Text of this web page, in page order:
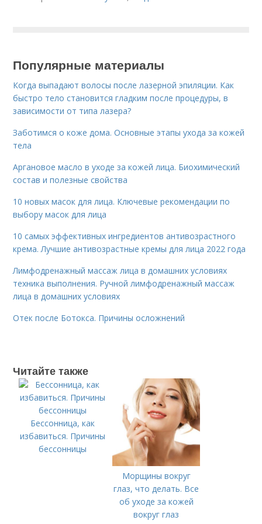
Популярные материалы
Когда выпадают волосы после лазерной эпиляции. Как
быстро тело становится гладким после процедуры, в
зависимости от типа лазера?
Заботимся о коже дома. Основные этапы ухода за кожей
тела
Аргановое масло в уходе за кожей лица. Биохимический
состав и полезные свойства
10 новых масок для лица. Ключевые рекомендации по
выбору масок для лица
10 самых эффективных ингредиентов антивозрастного
крема. Лучшие антивозрастные кремы для лица 2022 года
Лимфодренажный массаж лица в домашних условиях
техника выполнения. Ручной лимфодренажный массаж
лица в домашних условиях
Отек после Ботокса. Причины осложнений
Читайте также
Бессонница, как
избавиться. Причины
бессонницы
Морщины вокруг
глаз, что делать. Все
об уходе за кожей
вокруг глаз